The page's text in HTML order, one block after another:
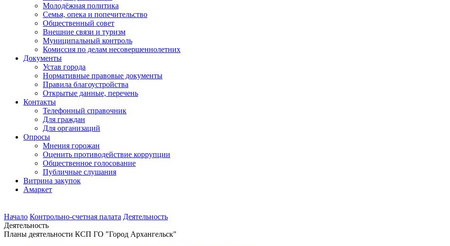
Молодёжная политика
Семья, опека и попечительство
Общественный совет
Внешние связи и туризм
Муниципальный контроль
Комиссия по делам несовершеннолетних
Документы
Устав города
Нормативные правовые документы
Правила благоустройства
Открытые данные, перечень
Контакты
Телефонный справочник
Для граждан
Для организаций
Опросы
Мнения горожан
Оценить противодействие коррупции
Общественное голосование
Публичные слушания
Витрина закупок
Амаркет
Начало Контрольно-счетная палата Деятельность
Деятельность
Планы деятельности КСП ГО "Город Архангельск"